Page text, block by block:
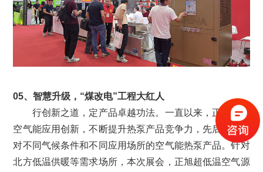
05、智慧升级，“煤改电”工程大红人
行创新之道，定产品卓越功法。一直以来，正旭专注
空气能应用创新，不断提升热泵产品竞争力，先后推出针
对不同气候条件和不同应用场所的空气能热泵产品。针对
北方低温供暖等需求场所，本次展会，正旭超低温空气源